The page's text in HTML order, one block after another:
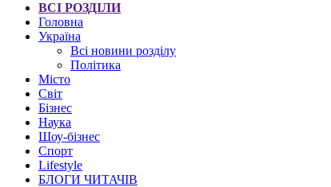
ВСІ РОЗДІЛИ
Головна
Україна
Всі новини розділу
Політика
Місто
Світ
Бізнес
Наука
Шоу-бізнес
Спорт
Lifestyle
БЛОГИ ЧИТАЧІВ